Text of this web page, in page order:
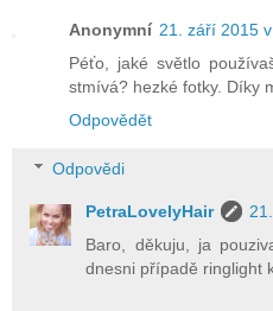
Anonymní 21. září 2015
Péťo, jaké světlo
stmívá? hezké fotky. Díky
Odpovědět
Odpovědi
PetraLovelyHair
Baro, děkuju, ja
dnesni případě ringlight